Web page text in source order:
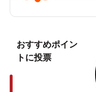
おすすめポイン
トに投票